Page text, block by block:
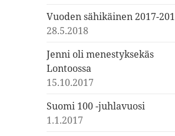
Vuoden sähikäinen 2017-
28.5.2018
Jenni oli menestyksekäs
Lontoossa
15.10.2017
Suomi 100 -juhlavuosi
1.1.2017